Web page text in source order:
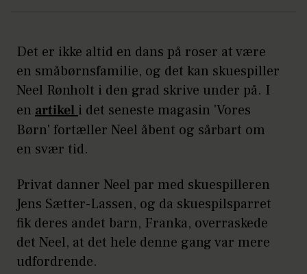
Det er ikke altid en dans på roser at være
en småbørnsfamilie, og det kan skuespiller
Neel Rønholt i den grad skrive under på. I
en artikel i det seneste magasin 'Vores
Børn' fortæller Neel åbent og sårbart om
en svær tid.
Privat danner Neel par med skuespilleren
Jens Sætter-Lassen, og da skuespilsparret
fik deres andet barn, Franka, overraskede
det Neel, at det hele denne gang var mere
udfordrende.